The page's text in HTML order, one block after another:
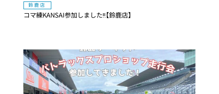
コマ練KANSAI参加しました‼️【鈴鹿店】
鈴鹿店